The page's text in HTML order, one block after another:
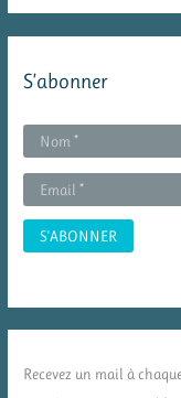
S’abonner
Recevez un mail à